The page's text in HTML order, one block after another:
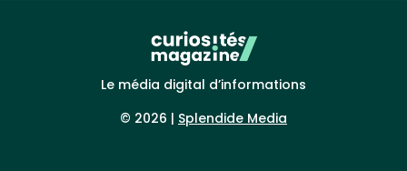
Le média digital d’informations
© 2026 | Splendide Media